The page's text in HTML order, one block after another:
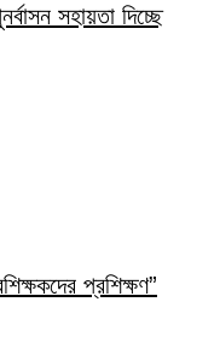
সহায়তা দিচ্ছে
প্রশিক্ষণ”